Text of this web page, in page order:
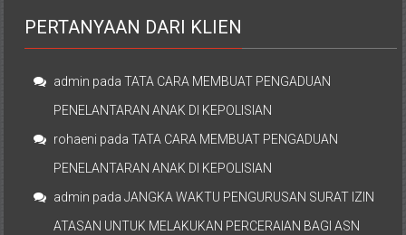
PERTANYAAN DARI KLIEN
admin padaTATA CARA MEMBUAT PENGADUAN
PENELANTARAN ANAK DI KEPOLISIAN
rohaeni padaTATA CARA MEMBUAT PENGADUAN
PENELANTARAN ANAK DI KEPOLISIAN
admin padaJANGKA WAKTU PENGURUSAN SURAT IZIN
ATASAN UNTUK MELAKUKAN PERCERAIAN BAGI ASN